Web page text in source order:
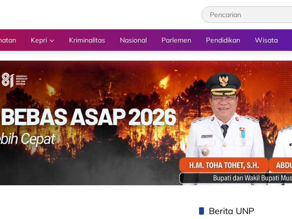
Kepri Kriminalitas Nasional Parlemen Pendidikan Wisata
Berita UNP